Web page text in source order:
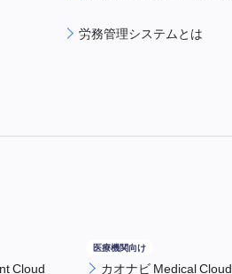
労務管理システムとは
Cloud カオナビ Medical Cloud